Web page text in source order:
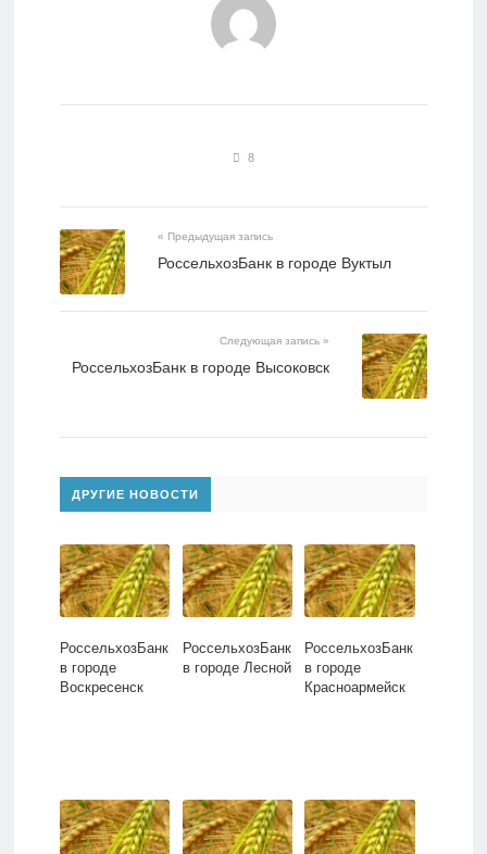
8
« Предыдущая запись
РоссельхозБанк в городе Вуктыл
Следующая запись »
РоссельхозБанк в городе Высоковск
ДРУГИЕ НОВОСТИ
РоссельхозБанк
в городе
Воскресенск
РоссельхозБанк
в городе Лесной
РоссельхозБанк
в городе
Красноармейск